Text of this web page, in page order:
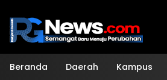
konten
Beranda Daerah Kampus